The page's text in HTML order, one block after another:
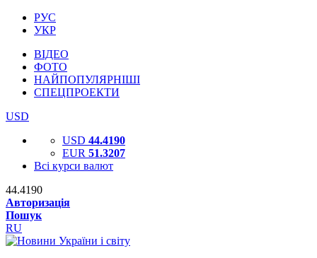
РУС
УКР
ВІДЕО
ФОТО
НАЙПОПУЛЯРНІШІ
СПЕЦПРОЕКТИ
USD
USD 44.4190
EUR 51.3207
Всі курси валют
44.4190
Авторизація
Пошук
RU